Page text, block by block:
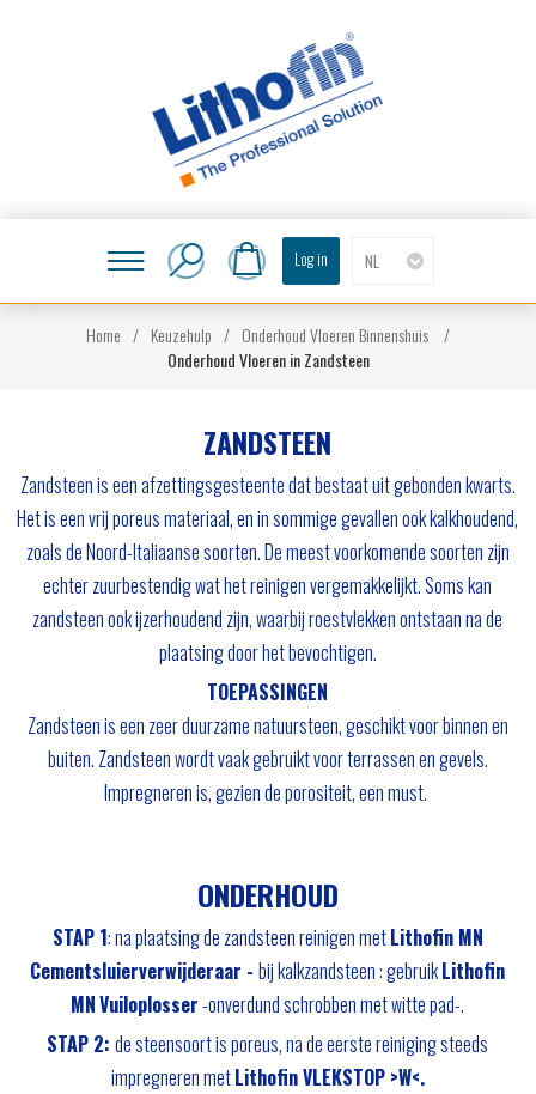
NL
Log in
Home / Keuzehulp / Onderhoud Vloeren Binnenshuis
/
Onderhoud Vloeren in Zandsteen
ZANDSTEEN
Zandsteen is een afzettingsgesteente dat bestaat uit gebonden kwarts.
Het is een vrij poreus materiaal, en in sommige gevallen ook kalkhoudend,
zoals de Noord-Italiaanse soorten. De meest voorkomende soorten zijn
echter zuurbestendig wat het reinigen vergemakkelijkt. Soms kan
zandsteen ook ijzerhoudend zijn, waarbij roestvlekken ontstaan na de
plaatsing door het bevochtigen.
TOEPASSINGEN
Zandsteen is een zeer duurzame natuursteen, geschikt voor binnen en
buiten. Zandsteen wordt vaak gebruikt voor terrassen en gevels.
Impregneren is, gezien de porositeit, een must.
ONDERHOUD
STAP 1: na plaatsing de zandsteen reinigen metLithofin MN
Cementsluierverwijderaar -bij kalkzandsteen : gebruikLithofin
MNVuiloplosser-onverdund schrobben met witte pad-.
STAP 2:de steensoort is poreus, na de eerste reiniging steeds
impregneren metLithofin VLEKSTOP >W<.